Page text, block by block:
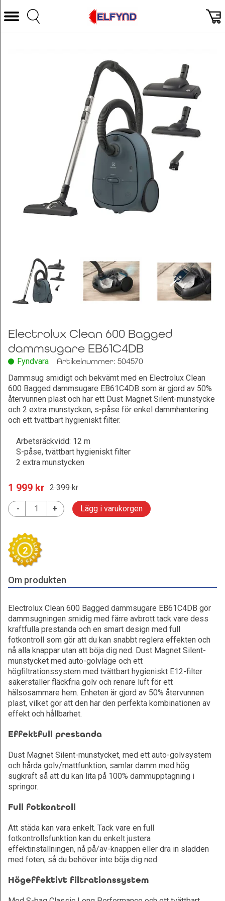
Välj Kategori
Mobil, Tele & GPS
Personvård
Electrolux Clean 600 Bagged
dammsugare EB61C4DB
Fyndvara
Artikelnummer: 504570
Dammsug smidigt och bekvämt med en Electrolux Clean
600 Bagged dammsugare EB61C4DB som är gjord av 50%
återvunnen plast och har ett Dust Magnet Silent-munstycke
och 2 extra munstycken, s-påse för enkel dammhantering
och ett tvättbart hygieniskt filter.
Arbetsräckvidd: 12 m
S-påse, tvättbart hygieniskt filter
2 extra munstycken
1 999 kr 2 399 kr
- + Lägg i varukorgen
2
Om produkten
Electrolux Clean 600 Bagged dammsugare EB61C4DB gör
dammsugningen smidig med färre avbrott tack vare dess
kraftfulla prestanda och en smart design med full
fotkontroll som gör att du kan snabbt reglera effekten och
nå alla knappar utan att böja dig ned. Dust Magnet Silent-
munstycket med auto-golvläge och ett
högfiltrationssystem med tvättbart hygieniskt E12-filter
säkerställer fläckfria golv och renare luft för ett
hälsosammare hem. Enheten är gjord av 50% återvunnen
plast, vilket gör att den har den perfekta kombinationen av
effekt och hållbarhet.
Effektfull prestanda
Dust Magnet Silent-munstycket, med ett auto-golvsystem
och hårda golv/mattfunktion, samlar damm med hög
sugkraft så att du kan lita på 100% dammupptagning i
springor.
Full fotkontroll
Att städa kan vara enkelt. Tack vare en full
fotkontrollsfunktion kan du enkelt justera
effektinställningen, nå på/av-knappen eller dra in sladden
med foten, så du behöver inte böja dig ned.
Högeffektivt filtrationssystem